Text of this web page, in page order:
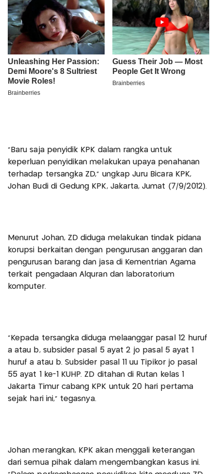
"Baru saja penyidik KPK dalam rangka untuk
keperluan penyidikan melakukan upaya penahanan
terhadap tersangka ZD," ungkap Juru Bicara KPK,
Johan Budi di Gedung KPK, Jakarta, Jumat (7/9/2012).
Menurut Johan, ZD diduga melakukan tindak pidana
korupsi berkaitan dengan pengurusan anggaran dan
pengurusan barang dan jasa di Kementrian Agama
terkait pengadaan Alquran dan laboratorium
komputer.
"Kepada tersangka diduga melaanggar pasal 12 huruf
a atau b, subsider pasal 5 ayat 2 jo pasal 5 ayat 1
huruf a atau b. Subsider pasal 11 uu Tipikor jo pasal
55 ayat 1 ke-1 KUHP. ZD ditahan di Rutan kelas 1
Jakarta Timur cabang KPK untuk 20 hari pertama
sejak hari ini," tegasnya.
Johan merangkan, KPK akan menggali keterangan
dari semua pihak dalam mengembangkan kasus ini.